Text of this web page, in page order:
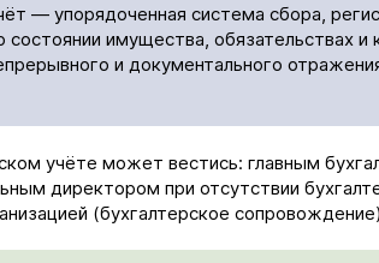
— упорядоченная система сбора,
имущества, обязательствах и
и документального
учёте может вестись: главным
директором при отсутствии
(бухгалтерское